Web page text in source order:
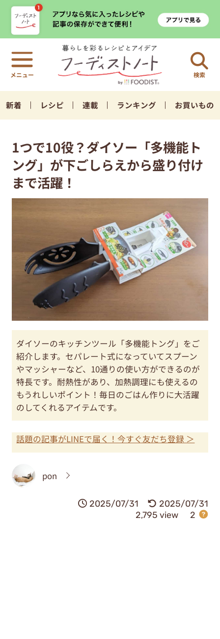
検索
新着 レシピ 連載 ランキング お買いもの
1つで10役？ダイソー「多機能ト
ング」が下ごしらえから盛り付け
まで活躍！
ダイソーのキッチンツール「多機能トング」をご
紹介します。セパレート式になっていてスプーン
やマッシャーなど、10通りの使い方ができるのが
特長です。耐熱性があり、加熱調理にも使えるの
もうれしいポイント！毎日のごはん作りに大活躍
のしてくれるアイテムです。
話題の記事がLINEで届く！今すぐ友だち登録 ＞
pon
2025/07/31
2025/07/31
2,795 view
2